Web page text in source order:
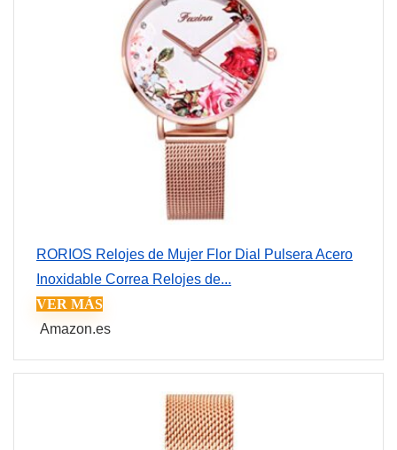
RORIOS Relojes de Mujer Flor Dial Pulsera Acero
Inoxidable Correa Relojes de...
VER MÁS
Amazon.es